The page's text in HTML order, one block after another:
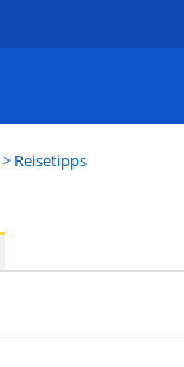
> Reisetipps